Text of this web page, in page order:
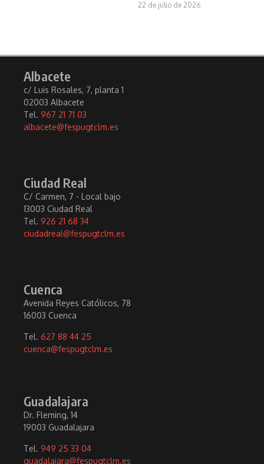
22 de julio de 2026
Albacete
c/ Luis Rosales, 7, planta 1
02003 Albacete
Tel. 967 21 71 03
albacete@fespugtclm.es
Ciudad Real
C/ Carmen, 7 - Local bajo
13003 Ciudad Real
Tel. 926 21 68 34
ciudadreal@fespugtclm.es
Cuenca
Avenida Reyes Católicos, 78
16003 Cuenca
Tel. 627 88 44 25
cuenca@fespugtclm.es
Guadalajara
Dr. Fleming, 14
19003 Guadalajara
Tel. 949 25 33 04
guadalajara@fespugtclm.es